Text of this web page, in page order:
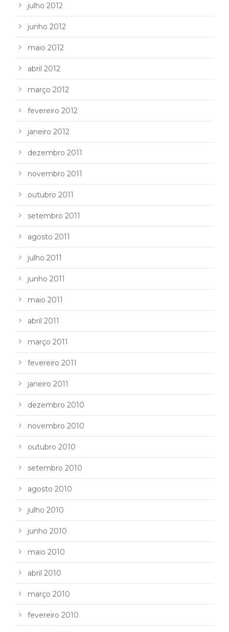
julho 2012
junho 2012
maio 2012
abril 2012
março 2012
fevereiro 2012
janeiro 2012
dezembro 2011
novembro 2011
outubro 2011
setembro 2011
agosto 2011
julho 2011
junho 2011
maio 2011
abril 2011
março 2011
fevereiro 2011
janeiro 2011
dezembro 2010
novembro 2010
outubro 2010
setembro 2010
agosto 2010
julho 2010
junho 2010
maio 2010
abril 2010
março 2010
fevereiro 2010